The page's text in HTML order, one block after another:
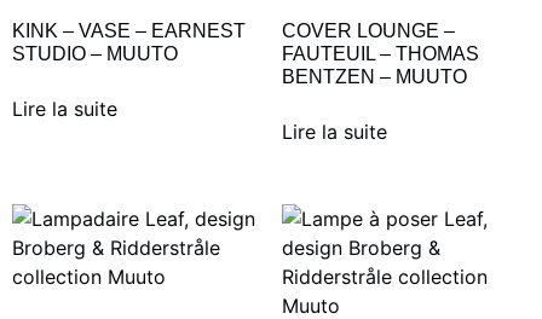
KINK – VASE – EARNEST
STUDIO – MUUTO
Lire la suite
COVER LOUNGE –
FAUTEUIL – THOMAS
BENTZEN – MUUTO
Lire la suite